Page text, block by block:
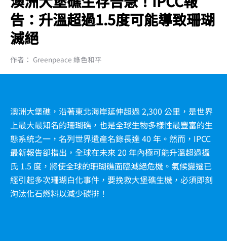
告：升溫超過1.5度可能導致珊瑚
滅絕
作者： Greenpeace 綠色和平
澳洲大堡礁，沿著東北海岸延伸超過 2,300 公里，是世界
上最大最知名的珊瑚礁，也是全球生物多樣性最豐富的生
態系統之一，名列世界遺產名錄長達 40 年。然而，IPCC
最新報告卻指出，全球在未來 20 年內極可能升溫超過攝
氏 1.5 度，將使全球的珊瑚礁面臨滅絕危機。氣候變遷已
經引起多次珊瑚白化事件，要挽救大堡礁生機，必須即刻
淘汰化石燃料以減少碳排！